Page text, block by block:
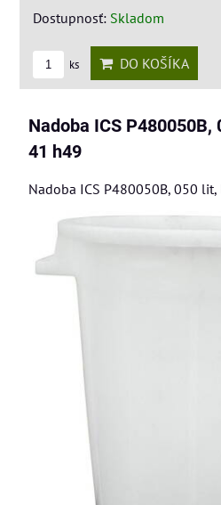
Dostupnosť: Skladom
ks DO KOŠÍKA
Nadoba ICS P480050B,
41 h49
Nadoba ICS P480050B, 050